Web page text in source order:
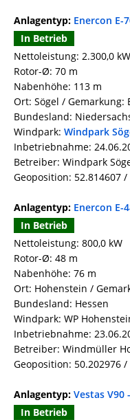
Anlagentyp: Enercon E-
In Betrieb
Nettoleistung: 2.300,0 kW
Rotor-Ø: 70 m
Nabenhöhe: 113 m
Ort: Sögel / Gemarkung:
Bundesland:
Windpark: Windpark
Inbetriebnahme:
Betreiber: Windpark
Geoposition: 52.814607 /
Anlagentyp: Enercon E-
In Betrieb
Nettoleistung: 800,0 kW
Rotor-Ø: 48 m
Nabenhöhe: 76 m
Ort: Hohenstein /
Bundesland: Hessen
Windpark: WP
Inbetriebnahme:
Betreiber: Windmüller
Geoposition: 50.202976 /
Anlagentyp: Vestas V90
In Betrieb